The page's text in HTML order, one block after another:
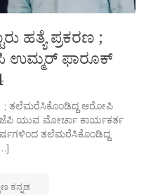
ಹತ್ಯೆ ಪ್ರಕರಣ ;
ಉಮ್ಮರ್ ಫಾರೂಕ್
; ತಲೆಮರೆಸಿಕೊಂಡಿದ್ದ ಆರೋಪಿ
ಯುವ ಮೋರ್ಚಾ ಕಾರ್ಯಕರ್ತ
ವರ್ಷಗಳಿಂದ ತಲೆಮರೆಸಿಕೊಂಡಿದ್ದ
ಕನ್ನಡ